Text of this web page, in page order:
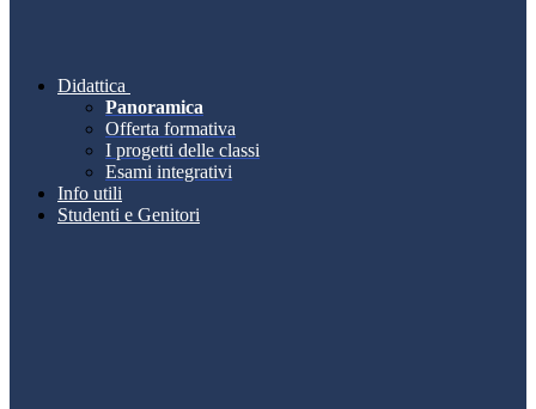
Didattica
Panoramica
Offerta formativa
I progetti delle classi
Esami integrativi
Info utili
Studenti e Genitori